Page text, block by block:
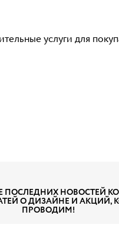
услуги для
ПОСЛЕДНИХ НОВОСТЕЙ
О ДИЗАЙНЕ И АКЦИЙ,
ПРОВОДИМ!